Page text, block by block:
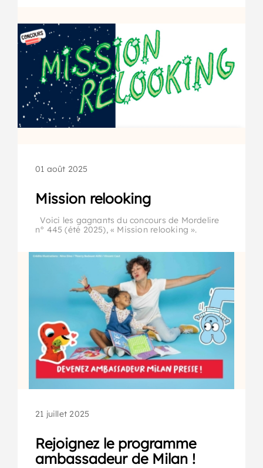
01 août 2025
Mission relooking
Voici les gagnants du concours de Mordelire
n° 445 (été 2025), « Mission relooking ».
21 juillet 2025
Rejoignez le programme
ambassadeur de Milan !